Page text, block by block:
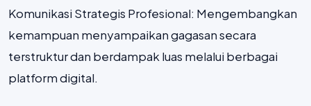
Komunikasi Strategis Profesional: Mengembangkan
kemampuan menyampaikan gagasan secara
terstruktur dan berdampak luas melalui berbagai
platform digital.